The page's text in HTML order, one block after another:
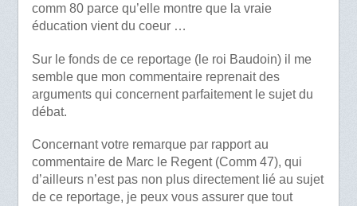
comm 80 parce qu’elle montre que la vraie
éducation vient du coeur …
Sur le fonds de ce reportage (le roi Baudoin) il me
semble que mon commentaire reprenait des
arguments qui concernent parfaitement le sujet du
débat.
Concernant votre remarque par rapport au
commentaire de Marc le Regent (Comm 47), qui
d’ailleurs n’est pas non plus directement lié au sujet
de ce reportage, je peux vous assurer que tout